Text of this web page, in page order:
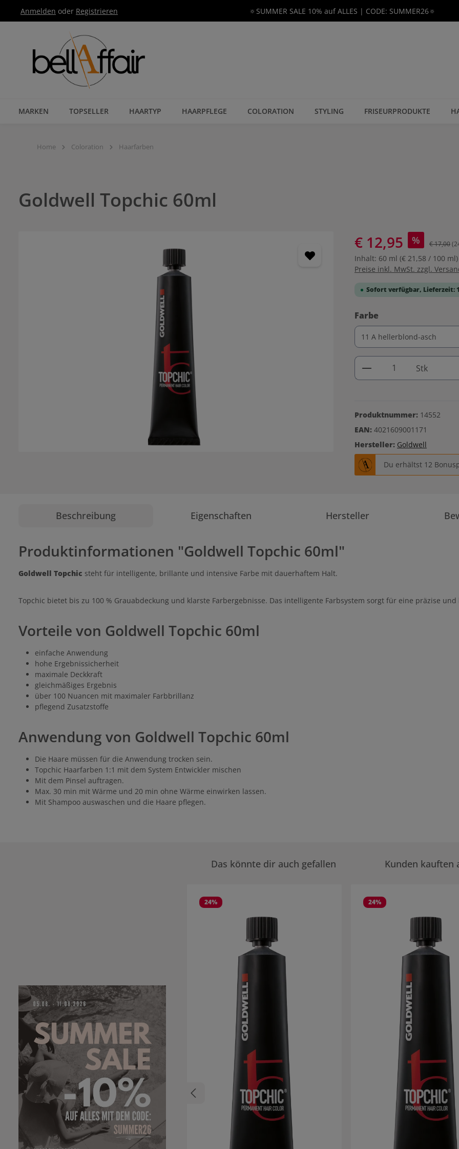
Hauptnavigation springen
Anmelden oder Registrieren 🔅SUMMER SALE 10% auf ALLES | CODE: SUMMER26🔅
MARKEN TOPSELLER HAARTYP HAARPFLEGE COLORATION STYLING FRISEURPRODUKTE
Home Coloration Haarfarben
Goldwell Topchic 60ml
€ 12,95 % € 17,00
Inhalt: 60 ml (€ 21,58 / 100 ml)
Preise inkl. MwSt. zzgl.
Sofort verfügbar, Lieferzeit:
Farbe
Produkt Anzahl:
Stk
Produktnummer: 14552
EAN: 4021609001171
Hersteller: Goldwell
Du erhältst 12
Beschreibung Eigenschaften Hersteller
Produktinformationen "Goldwell Topchic 60ml"
Goldwell Topchic steht für intelligente, brillante und intensive Farbe mit dauerhaftem Halt.
Topchic bietet bis zu 100 % Grauabdeckung und klarste Farbergebnisse. Das intelligente Farbsystem sorgt für eine präzise
Vorteile von Goldwell Topchic 60ml
einfache Anwendung
hohe Ergebnissicherheit
maximale Deckkraft
gleichmäßiges Ergebnis
über 100 Nuancen mit maximaler Farbbrillanz
pflegend Zusatzstoffe
Anwendung von Goldwell Topchic 60ml
Die Haare müssen für die Anwendung trocken sein.
Topchic Haarfarben 1:1 mit dem System Entwickler mischen
Mit dem Pinsel auftragen.
Max. 30 min mit Wärme und 20 min ohne Wärme einwirken lassen.
Mit Shampoo auswaschen und die Haare pflegen.
Das könnte dir auch gefallen Kunden kauften
24% 24%